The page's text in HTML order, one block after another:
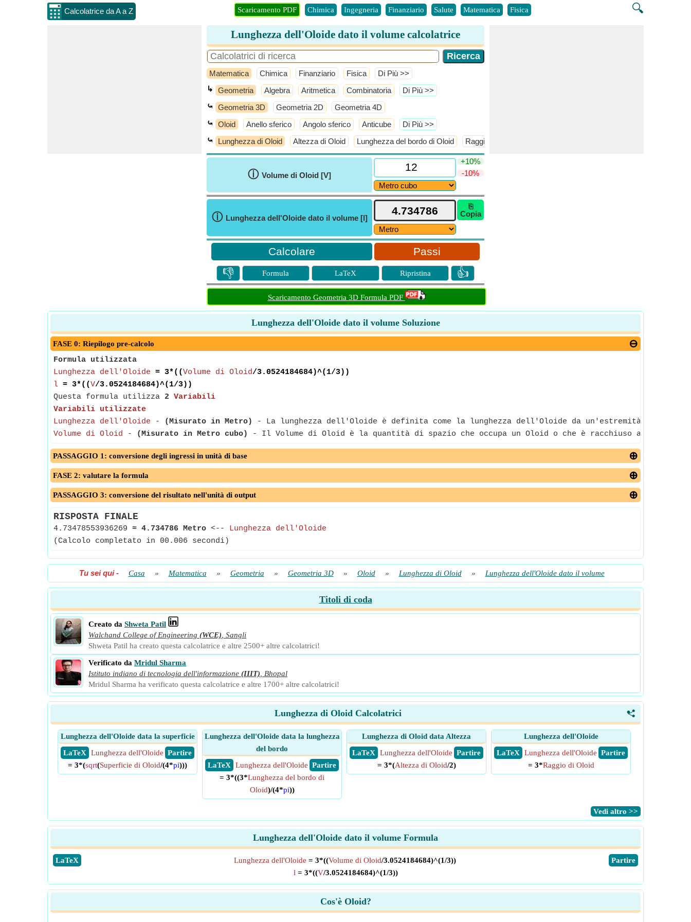
Calcolatrice da A a Z 🔍
Scaricamento PDF Chimica Ingegneria Finanziario Salute Matematica Fisica
Lunghezza dell'Oloide dato il volume calcolatrice
Matematica Chimica Finanziario Fisica ​Di Più >>
↳ Geometria Algebra Aritmetica Combinatoria ​Di Più >>
⤿ Geometria 3D Geometria 2D Geometria 4D
⤿ Oloid Anello sferico Angolo sferico Anticube ​Di Più >>
⤿ Lunghezza di Oloid Altezza di Oloid Lunghezza del bordo di Oloid Raggio di Oloid
ⓘ Volume di Oloid [V]
+10%
-10%
ⓘ Lunghezza dell'Oloide dato il volume [l]
⎘
Copia
Passi
👎 Formula LaTeX Ripristina 👍
Scaricamento Geometria 3D Formula PDF
Lunghezza dell'Oloide dato il volume Soluzione
FASE 0: Riepilogo pre-calcolo
Formula utilizzata
Lunghezza dell'Oloide = 3*((Volume di Oloid/3.0524184684)^(1/3))
l = 3*((V/3.0524184684)^(1/3))
Questa formula utilizza 2 Variabili
Variabili utilizzate
Lunghezza dell'Oloide - (Misurato in Metro)
- La lunghezza dell'Oloide è definita come la lunghezza dell'Oloide da un'estremità
Volume di Oloid - (Misurato in Metro cubo) - Il Volume di Oloid è la quantità di spazio che occupa un Oloid o che è racchiuso
PASSAGGIO 1: conversione degli ingressi in unità di base
FASE 2: valutare la formula
PASSAGGIO 3: conversione del risultato nell'unità di output
RISPOSTA FINALE
4.73478553936269 ≈ 4.734786 Metro <-- Lunghezza dell'Oloide
(Calcolo completato in 00.006 secondi)
Tu sei qui- Casa » Matematica » Geometria » Geometria 3D » Oloid » Lunghezza di Oloid » Lunghezza dell'Oloide dato il volume
Titoli di coda
Creato da Shweta Patil
Walchand College of Engineering (WCE) Sangli
Shweta Patil ha creato questa calcolatrice e altre 2500+ altre calcolatrici!
Verificato da Mridul Sharma
Istituto indiano di tecnologia dell'informazione (IIIT)
Bhopal
Mridul Sharma ha verificato questa calcolatrice e altre 1700+ altre calcolatrici!
<
Lunghezza di Oloid Calcolatrici
Lunghezza dell'Oloide data la superficie
​ LaTeX
​ Partire
Lunghezza dell'Oloide
= 3*(sqrt(Superficie di Oloid/(4*pi)))
Lunghezza dell'Oloide data la lunghezza
del bordo
​ LaTeX
​ Partire
Lunghezza dell'Oloide
= 3*((3*Lunghezza del bordo di
Oloid)/(4*pi))
Lunghezza di Oloid data Altezza
​ LaTeX
​ Partire
Lunghezza dell'Oloide
= 3*(Altezza di Oloid/2)
Lunghezza dell'Oloide
​ LaTeX
​ Partire
Lunghezza dell'Oloide
= 3*Raggio di Oloid
​Vedi altro >>
Lunghezza dell'Oloide dato il volume Formula
​LaTeX ​Partire
Lunghezza dell'Oloide = 3*((Volume di Oloid/3.0524184684)^(1/3))
l = 3*((V/3.0524184684)^(1/3))
Cos'è Oloid?